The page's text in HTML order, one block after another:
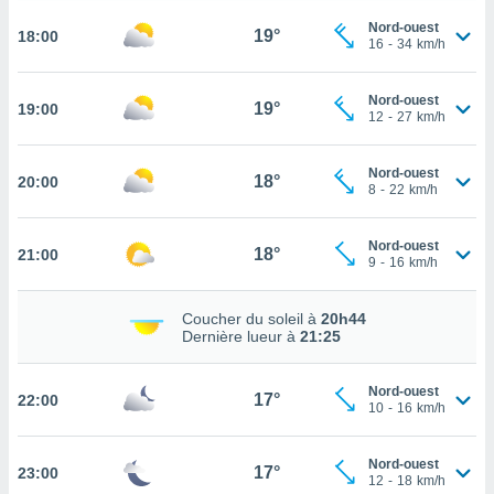
de
votre
en
des
au
18:00 19°
Nord-ouest
16 - 34 km/h
19:00 19°
Nord-ouest
12 - 27 km/h
20:00 18°
Nord-ouest
8 - 22 km/h
21:00 18°
Nord-ouest
9 - 16 km/h
Coucher du soleil à 20h44
Dernière lueur à 21:25
22:00 17°
Nord-ouest
10 - 16 km/h
23:00 17°
Nord-ouest
12 - 18 km/h